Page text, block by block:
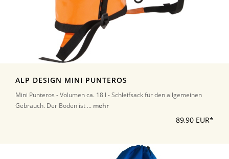
ALP DESIGN MINI PUNTEROS
Mini Punteros - Volumen ca. 18 l - Schleifsack für den allgemeinen
Gebrauch. Der Boden ist ... mehr
89,90 EUR*